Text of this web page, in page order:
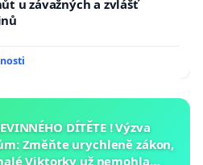
u závažných a zvlášť
DÍTĚTE ! Výzva
Změňte urychleně zákon,
Viktorky už nemohla